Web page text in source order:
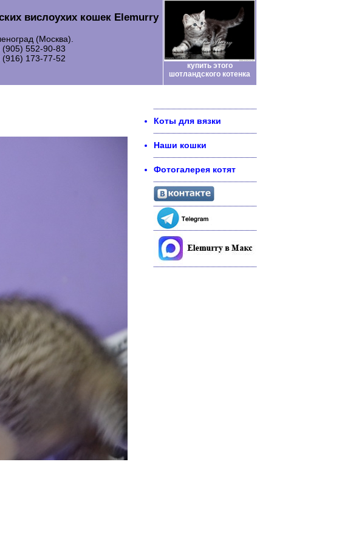
вислоухих кошек Elemurry
(Москва).
(905) 552-90-83
(916) 173-77-52
купить этого
шотландского котенка
Коты для вязки
Наши кошки
Фотогалерея котят